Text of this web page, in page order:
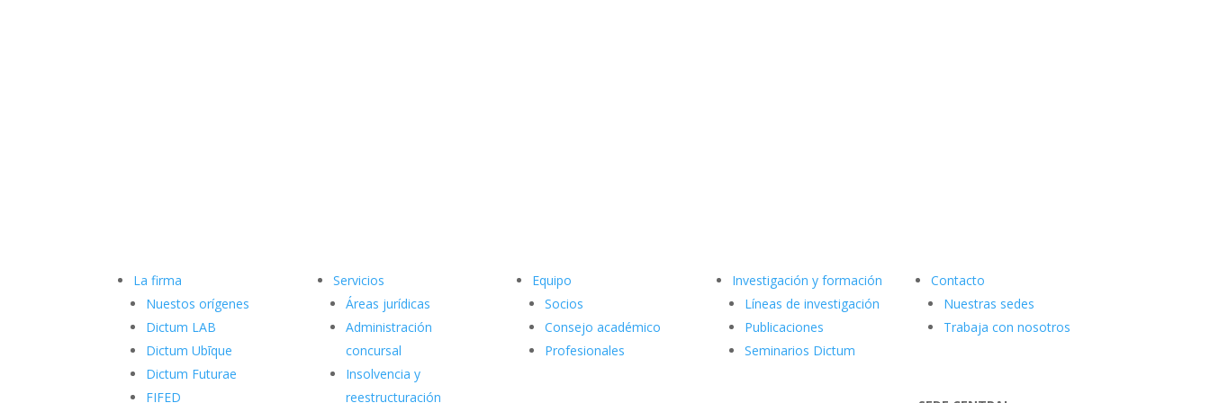
La firma
Nuestos orígenes
Dictum LAB
Dictum Ubīque
Dictum Futurae
FIFED
Servicios
Áreas jurídicas
Administración
concursal
Insolvencia y
reestructuración
Equipo
Socios
Consejo académico
Profesionales
Investigación y formación
Líneas de investigación
Publicaciones
Seminarios Dictum
Contacto
Nuestras sedes
Trabaja con nosotros